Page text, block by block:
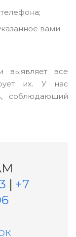
вами
выявляет все
их. У нас
соблюдающий
| +7